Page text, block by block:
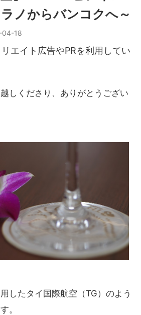
ノからバンコクへ～
04-18
エイト広告やPRを利用してい
越しくださり、ありがとうござい
したタイ国際航空（TG）のよう
。